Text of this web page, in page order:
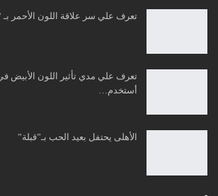
تعرف علي سر علاقة اللون الأحمر
تعرف علي مدي تأثير اللون الأبيض
أستخدم…
الأهلى يحتفل بعيد الحب بـ”قبلة”